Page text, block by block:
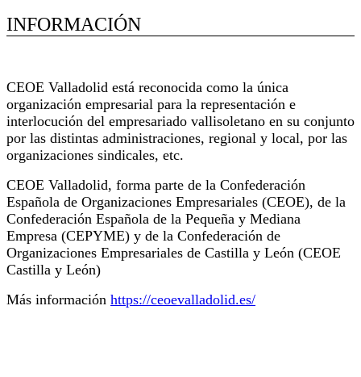
INFORMACIÓN
CEOE Valladolid está reconocida como la única
organización empresarial para la representación e
interlocución del empresariado vallisoletano en su conjunto
por las distintas administraciones, regional y local, por las
organizaciones sindicales, etc.
CEOE Valladolid, forma parte de la Confederación
Española de Organizaciones Empresariales (CEOE), de la
Confederación Española de la Pequeña y Mediana
Empresa (CEPYME) y de la Confederación de
Organizaciones Empresariales de Castilla y León (CEOE
Castilla y León)
Más información https://ceoevalladolid.es/